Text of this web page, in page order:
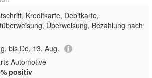
Kreditkarte, Debitkarte,
Überweisung, Bezahlung nach
bis Do, 13. Aug.
Automotive
positiv